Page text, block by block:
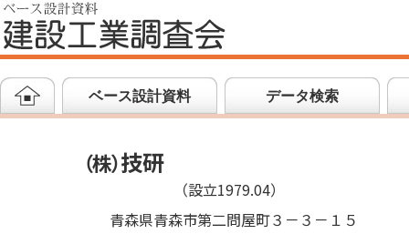
ベース設計資料 データ検索
（株）技研
（設立1979.04）
青森県青森市第二問屋町３－３－１５